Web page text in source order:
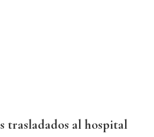
trasladados al hospital